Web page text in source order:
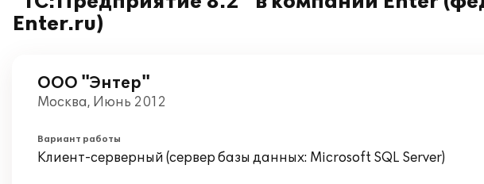
Enter.ru)
ООО "Энтер"
Москва, Июнь 2012
Вариант работы
Клиент-серверный (сервер базы данных: Microsoft SQL Server)